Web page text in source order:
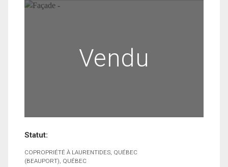
Vendu
Statut:
COPROPRIÉTÉ À LAURENTIDES, QUÉBEC
(BEAUPORT), QUÉBEC